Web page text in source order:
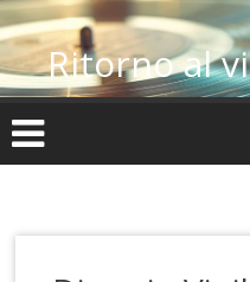
Vai
al
contenutoRitorno al